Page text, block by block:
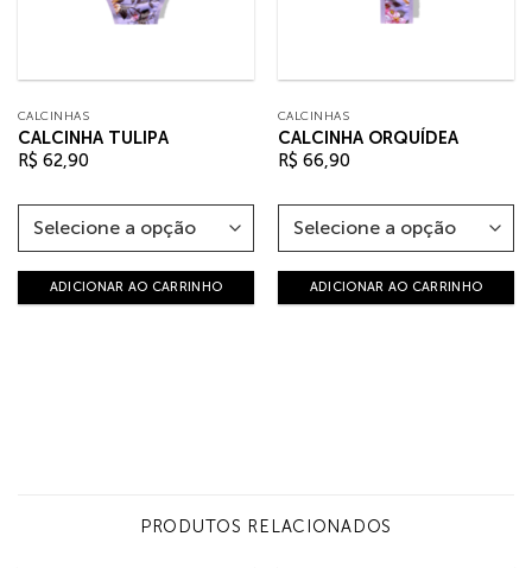
CALCINHAS
CALCINHA TULIPA
R$ 62,90
ADICIONAR AO CARRINHO
CALCINHAS
CALCINHA ORQUÍDEA
R$ 66,90
ADICIONAR AO CARRINHO
PRODUTOS RELACIONADOS